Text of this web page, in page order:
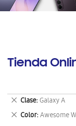
Tienda
Clase Galaxy A
Eliminar
este
artículo
Color Awesome
Eliminar